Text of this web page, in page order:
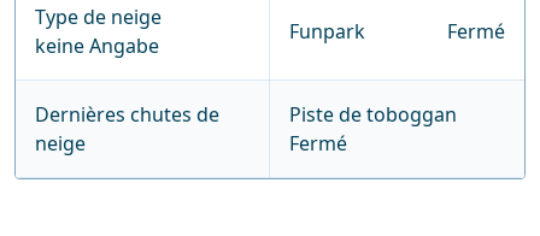
Type de neige
keine Angabe
Funpark Fermé
Dernières chutes de
neige
Piste de toboggan
Fermé